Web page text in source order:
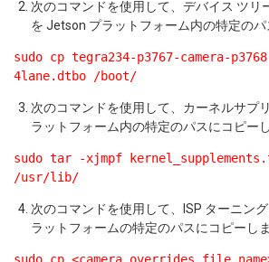
次のコマンドを使用して、デバイス ツリ
を Jetson プラットフォーム内の特定のパ
sudo cp tegra234-p3767-camera-
4lane.dtbo /boot/
次のコマンドを使用して、カーネルサプ
ラットフォーム内の特定のパスにコピーし
sudo tar -xjmpf
/usr/lib/
次のコマンドを使用して、ISP ターニン
ラットフォームの特定のパスにコピーしま